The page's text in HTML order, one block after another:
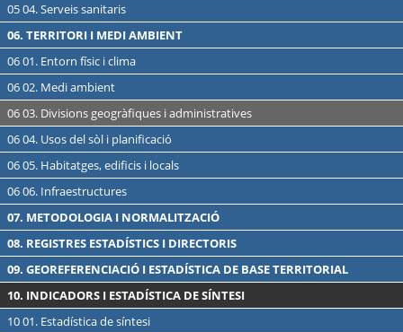
05 04. Serveis sanitaris
06. TERRITORI I MEDI AMBIENT
06 01. Entorn físic i clima
06 02. Medi ambient
06 03. Divisions geogràfiques i administratives
06 04. Usos del sòl i planificació
06 05. Habitatges, edificis i locals
06 06. Infraestructures
07. METODOLOGIA I NORMALITZACIÓ
08. REGISTRES ESTADÍSTICS I DIRECTORIS
09. GEOREFERENCIACIÓ I ESTADÍSTICA DE BASE TERRITORIAL
10. INDICADORS I ESTADÍSTICA DE SÍNTESI
10 01. Estadística de síntesi